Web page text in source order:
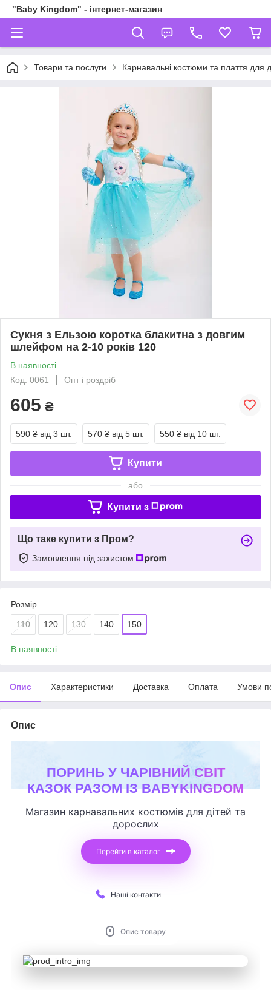
"Baby Kingdom" - інтернет-магазин
Товари та послуги Карнавальні костюми та плаття для
Сукня з Ельзою коротка блакитна з довгим
шлейфом на 2-10 років 120
В наявності
Код: 0061
Опт і роздріб
605 ₴
590 ₴ від 3 шт. 570 ₴ від 5 шт. 550 ₴ від 10 шт.
Купити
або
Купити з
Що таке купити з Пром?
Замовлення під захистом
Розмір
110 120 130 140 150
В наявності
Опис Характеристики Доставка Оплата Умови
Опис
Опис товару
ПОРИНЬ У ЧАРІВНИЙ СВІТ
КАЗОК РАЗОМ ІЗ BABYKINGDOM
Магазин карнавальних костюмів для дітей та
дорослих
Перейти в каталог
Наші контакти